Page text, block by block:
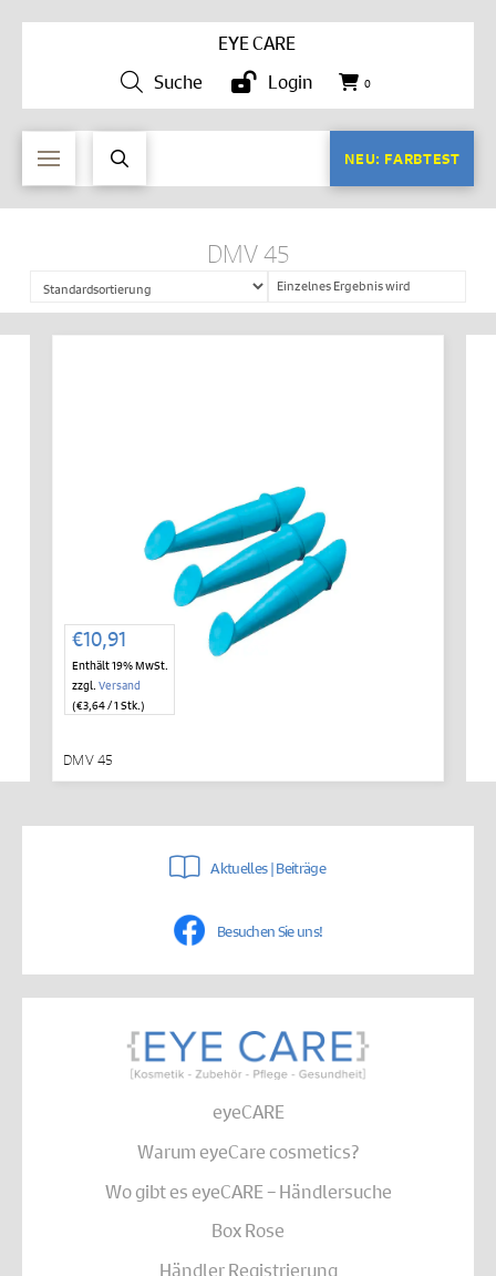
EYE CARE
Suche
Login 0
NEU: FARBTEST
DMV 45
Einzelnes Ergebnis wird
angezeigt
€10,91
Enthält 19% MwSt.
zzgl. Versand
(€3,64/ 1 Stk.)
DMV 45
Aktuelles | Beiträge
Besuchen Sie uns!
eyeCARE
Warum eyeCare cosmetics?
Wo gibt es eyeCARE – Händlersuche
Box Rose
Händler Registrierung